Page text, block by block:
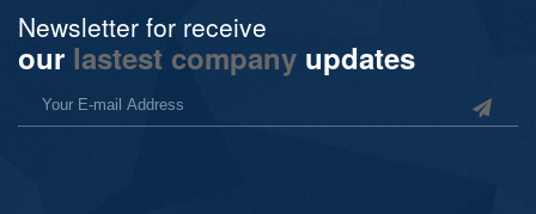
Newsletter for receive
our lastest company updates